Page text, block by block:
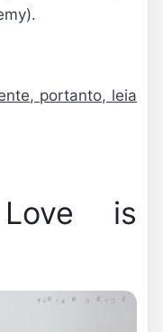
portanto, leia
is